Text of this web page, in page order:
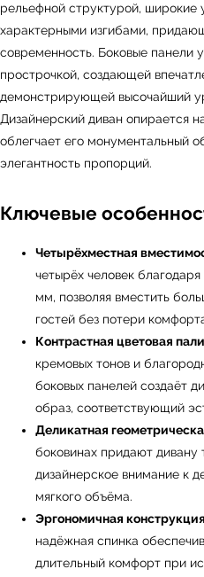
рельефной структурой, широкие
характерными изгибами,
современность. Боковые панели
прострочкой, создающей
демонстрирующей высочайший
Дизайнерский диван опирается
облегчает его монументальный
элегантность пропорций.
Ключевые
Четырёхместная
четырёх человек
мм, позволяя вместить
гостей без потери
Контрастная цветовая
кремовых тонов и
боковых панелей создаёт
образ, соответствующий
Деликатная
боковинах придают дивану
дизайнерское внимание к
мягкого объёма.
Эргономичная
надёжная спинка
длительный комфорт при